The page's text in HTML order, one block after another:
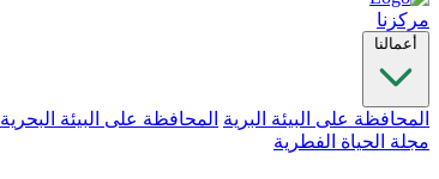
مركزنا
أعمالنا
المحافظة على البيئة البرية المحافظة على البيئة البحرية
مجلة الحياة الفطرية